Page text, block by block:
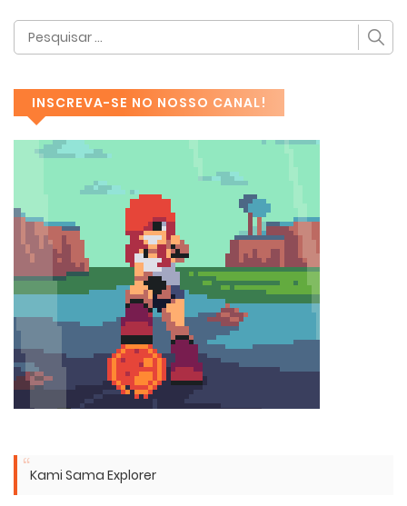
INSCREVA-SE NO NOSSO CANAL!
Kami Sama Explorer